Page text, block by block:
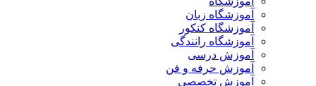
آموزشگاه زبان
آموزشگاه کنکور
آموزشگاه رانندگی
آموزش درسی
آموزش حرفه و فن
آموزش تخصصی